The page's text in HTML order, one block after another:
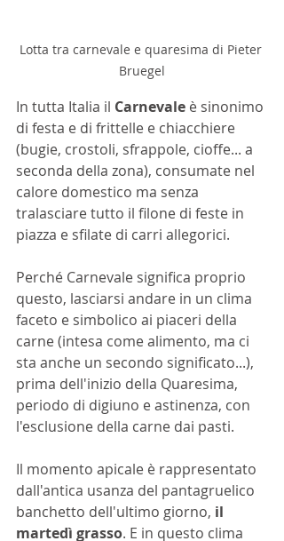
Lotta tra carnevale e quaresima di Pieter
Bruegel
In tutta Italia il Carnevale è sinonimo
di festa e di frittelle e chiacchiere
(bugie, crostoli, sfrappole, cioffe... a
seconda della zona), consumate nel
calore domestico ma senza
tralasciare tutto il filone di feste in
piazza e sfilate di carri allegorici.
Perché Carnevale significa proprio
questo, lasciarsi andare in un clima
faceto e simbolico ai piaceri della
carne (intesa come alimento, ma ci
sta anche un secondo significato...),
prima dell'inizio della Quaresima,
periodo di digiuno e astinenza, con
l'esclusione della carne dai pasti.
Il momento apicale è rappresentato
dall'antica usanza del pantagruelico
banchetto dell'ultimo giorno, il
martedì grasso. E in questo clima